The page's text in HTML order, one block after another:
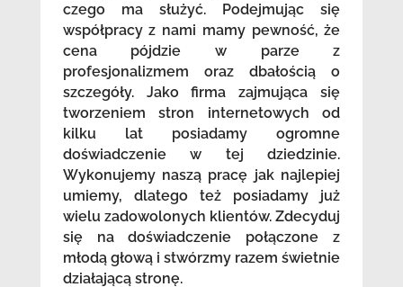
czego ma służyć. Podejmując się
współpracy z nami mamy pewność, że
cena pójdzie w parze z
profesjonalizmem oraz dbałością o
szczegóły. Jako firma zajmująca się
tworzeniem stron internetowych od
kilku lat posiadamy ogromne
doświadczenie w tej dziedzinie.
Wykonujemy naszą pracę jak najlepiej
umiemy, dlatego też posiadamy już
wielu zadowolonych klientów. Zdecyduj
się na doświadczenie połączone z
młodą głową i stwórzmy razem świetnie
działającą stronę.